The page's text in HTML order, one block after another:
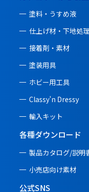
塗料・うすめ液
仕上げ材・下地処
接着剤・素材
塗装用具
ホビー用工具
Classy'n Dressy
輸入キット
各種ダウンロード
製品カタログ/説明
小売店向け素材
公式SNS